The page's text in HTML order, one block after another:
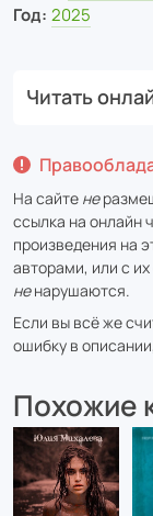
Год: 2025
Читать
На сайте не
ссылка на онлайн
произведения на
авторами, или с
ненарушаются.
Если вы всё же
ошибку в описании,
Похожие